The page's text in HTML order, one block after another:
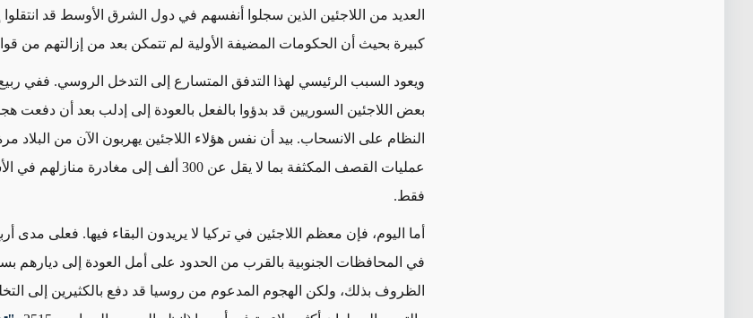
العديد من اللاجئين الذين سجلوا أنفسهم في دول الشرق الأوسط قد
كبيرة بحيث أن الحكومات المضيفة الأولية لم تتمكن بعد من إزالتهم من
بعض اللاجئين السوريين قد بدؤوا بالفعل بالعودة إلى إدلب بعد أن دفعت
النظام على الانسحاب. بيد أن نفس هؤلاء اللاجئين يهربون الآن من البلاد
عمليات القصف المكثفة بما لا يقل عن 300 ألف إلى
فقط.
أما اليوم، فإن معظم اللاجئين في تركيا لا يريدون البقاء فيها. فعلى مدى
في المحافظات الجنوبية بالقرب من الحدود على أمل العودة إلى ديارهم
الظروف بذلك، ولكن الهجوم المدعوم من روسيا قد دفع بالكثيرين إلى